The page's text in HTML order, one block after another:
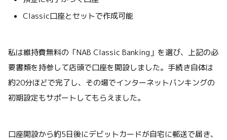
Classic口座とセットで作成可能
私は維持費無料の「NAB Classic Banking」を選び、上記の必
要書類を持参して店頭で口座を開設しました。手続き自体は
約20分ほどで完了し、その場でインターネットバンキングの
初期設定もサポートしてもらえました。
口座開設から約5日後にデビットカードが自宅に郵送で届き、